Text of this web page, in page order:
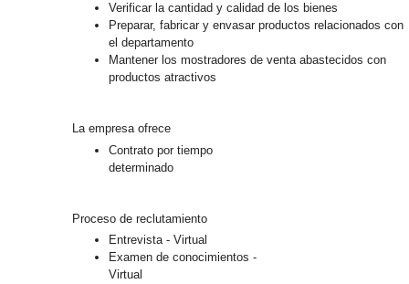
Verificar la cantidad y calidad de los bienes
Preparar, fabricar y envasar productos relacionados con
el departamento
Mantener los mostradores de venta abastecidos con
productos atractivos
La empresa ofrece
Contrato por tiempo
determinado
Proceso de reclutamiento
Entrevista - Virtual
Examen de conocimientos -
Virtual